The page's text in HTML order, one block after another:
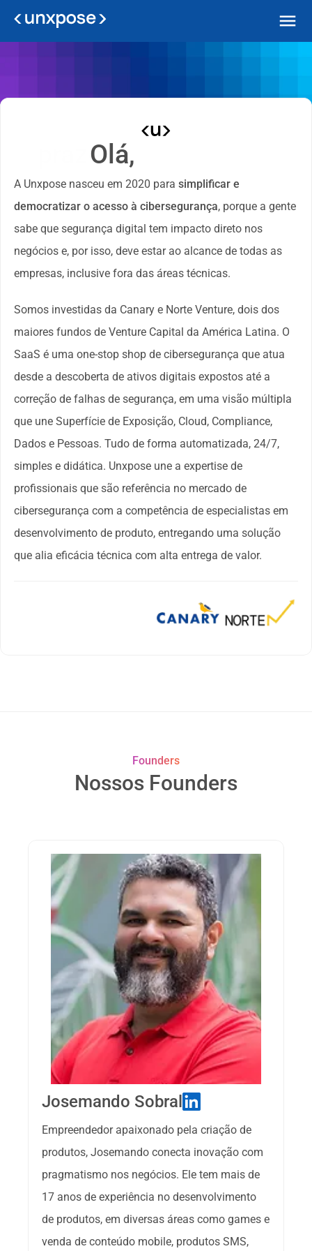
Olá,
prazer
A Unxpose nasceu em 2020 para simplificar e
democratizar o acesso à cibersegurança, porque a gente
sabe que segurança digital tem impacto direto nos
negócios e, por isso, deve estar ao alcance de todas as
empresas, inclusive fora das áreas técnicas.
Somos investidas da Canary e Norte Venture, dois dos
maiores fundos de Venture Capital da América Latina. O
SaaS é uma one-stop shop de cibersegurança que atua
desde a descoberta de ativos digitais expostos até a
correção de falhas de segurança, em uma visão múltipla
que une Superfície de Exposição, Cloud, Compliance,
Dados e Pessoas. Tudo de forma automatizada, 24/7,
simples e didática. Unxpose une a expertise de
profissionais que são referência no mercado de
cibersegurança com a competência de especialistas em
desenvolvimento de produto, entregando uma solução
que alia eficácia técnica com alta entrega de valor.
Founders
Nossos Founders
Josemando Sobral
Empreendedor apaixonado pela criação de
produtos, Josemando conecta inovação com
pragmatismo nos negócios. Ele tem mais de
17 anos de experiência no desenvolvimento
de produtos, em diversas áreas como games e
venda de conteúdo mobile, produtos SMS,